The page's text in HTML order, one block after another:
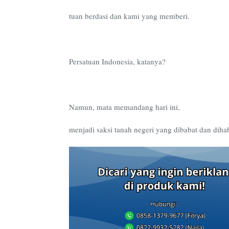
tuan berdasi dan kami yang memberi.
Persatuan Indonesia, katanya?
Namun, mata memandang hari ini,
menjadi saksi tanah negeri yang dibabat dan